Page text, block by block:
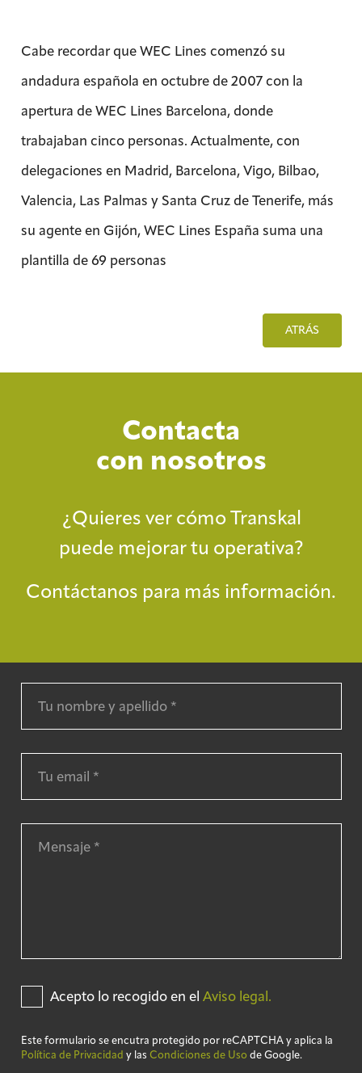
Cabe recordar que WEC Lines comenzó su
andadura española en octubre de 2007 con la
apertura de WEC Lines Barcelona, donde
trabajaban cinco personas. Actualmente, con
delegaciones en Madrid, Barcelona, Vigo, Bilbao,
Valencia, Las Palmas y Santa Cruz de Tenerife, más
su agente en Gijón, WEC Lines España suma una
plantilla de 69 personas
ATRÁS
Contacta
con nosotros
¿Quieres ver cómo Transkal
puede mejorar tu operativa?
Contáctanos para más información.
Acepto lo recogido en el Aviso legal.
Este formulario se encutra protegido por reCAPTCHA y aplica la
Política de Privacidad y las Condiciones de Uso de Google.